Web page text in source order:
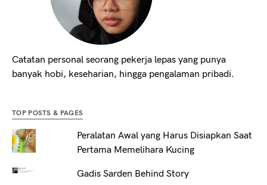
Catatan personal seorang pekerja lepas yang punya
banyak hobi, keseharian, hingga pengalaman pribadi.
TOP POSTS & PAGES
Peralatan Awal yang Harus Disiapkan Saat
Pertama Memelihara Kucing
Gadis Sarden Behind Story